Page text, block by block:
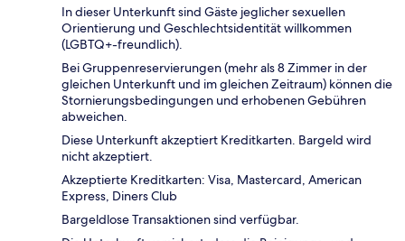
In dieser Unterkunft sind Gäste jeglicher sexuellen
Orientierung und Geschlechtsidentität willkommen
(LGBTQ+-freundlich).
Bei Gruppenreservierungen (mehr als 8 Zimmer in der
gleichen Unterkunft und im gleichen Zeitraum) können die
Stornierungsbedingungen und erhobenen Gebühren
abweichen.
Diese Unterkunft akzeptiert Kreditkarten. Bargeld wird
nicht akzeptiert.
Akzeptierte Kreditkarten: Visa, Mastercard, American
Express, Diners Club
Bargeldlose Transaktionen sind verfügbar.